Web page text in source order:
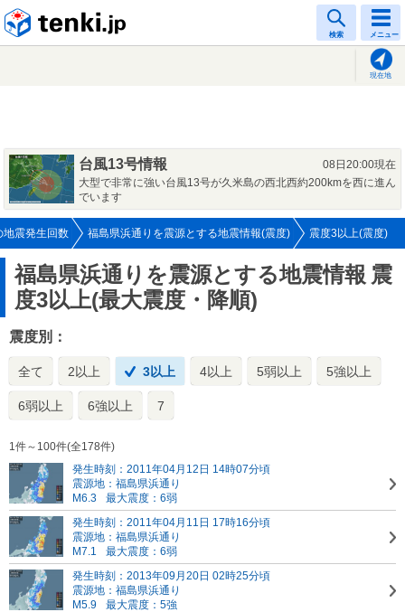
検索 メニュー
現在地
台風13号情報
08日20:00現在
大型で非常に強い台風13号が久米島の西北西約200kmを西に進ん
でいます
地震発生回数 福島県浜通りを震源とする地震情報(震度) 震度3以上(震度)
福島県浜通りを震源とする地震情報 震
度3以上(最大震度・降順)
震度別：
全て 2以上 3以上 4以上 5弱以上 5強以上
6弱以上 6強以上 7
1件～100件(全178件)
発生時刻：2011年04月12日 14時07分頃
震源地：福島県浜通り
M6.3
最大震度：6弱
発生時刻：2011年04月11日 17時16分頃
震源地：福島県浜通り
M7.1
最大震度：6弱
発生時刻：2013年09月20日 02時25分頃
震源地：福島県浜通り
M5.9
最大震度：5強